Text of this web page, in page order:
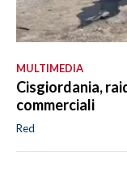
MULTIMEDIA
Cisgiordania,
commerciali
Red